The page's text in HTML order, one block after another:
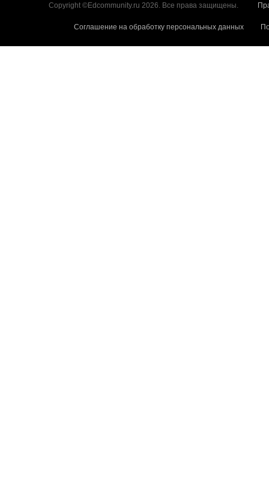
Copyright ©Edcommunity.ru 2026. Все права защищены.
Соглашение на обработку персональных данных